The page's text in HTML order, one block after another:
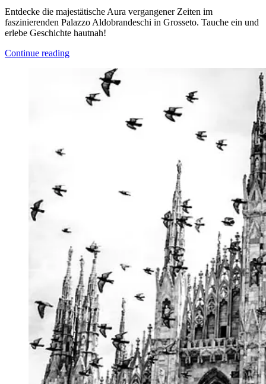
Entdecke die majestätische Aura vergangener Zeiten im
faszinierenden Palazzo Aldobrandeschi in Grosseto. Tauche ein und
erlebe Geschichte hautnah!
Continue reading